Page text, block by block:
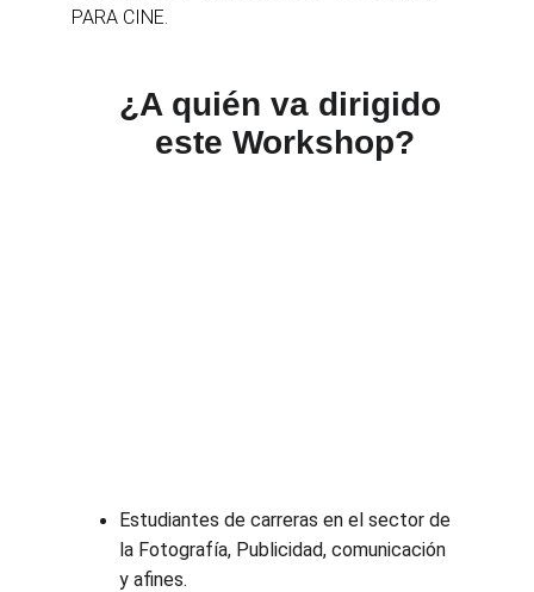
PARA CINE.
¿A quién va dirigido
este Workshop?
Estudiantes de carreras en el sector de
la Fotografía, Publicidad, comunicación
y afines.